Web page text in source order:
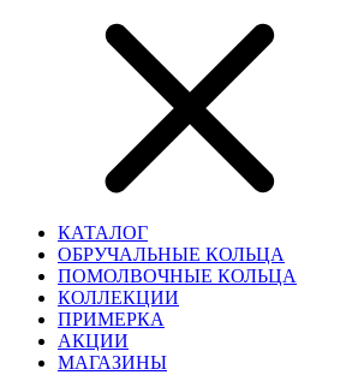
КАТАЛОГ
ОБРУЧАЛЬНЫЕ КОЛЬЦА
ПОМОЛВОЧНЫЕ КОЛЬЦА
КОЛЛЕКЦИИ
ПРИМЕРКА
АКЦИИ
МАГАЗИНЫ